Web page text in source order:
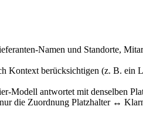
Namen und Standorte,
berücksichtigen (z. B. ein
antwortet mit denselben
die Zuordnung Platzhalter ↔